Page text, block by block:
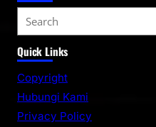
e
a
r
Quick Links
Copyright
Hubungi Kami
Privacy Policy